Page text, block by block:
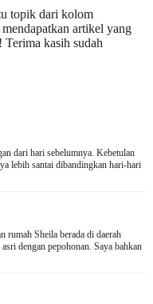
topik dari kolom
artikel yang
Terima kasih sudah
dari hari sebelumnya. Kebetulan
lebih santai dibandingkan hari-hari
rumah Sheila berada di daerah
dengan pepohonan. Saya bahkan